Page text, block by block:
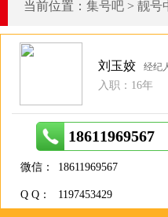
当前位置： 集号吧 > 靓号
刘玉姣 经纪
入职：16年
18611969567
微信： 18611969567
Q Q： 1197453429